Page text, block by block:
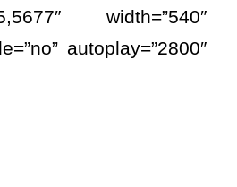
width=”540″
autoplay=”2800″